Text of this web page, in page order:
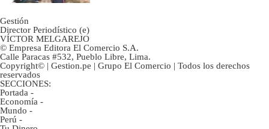
Gestión
Director Periodístico (e)
VÍCTOR MELGAREJO
© Empresa Editora El Comercio S.A.
Calle Paracas #532, Pueblo Libre, Lima.
Copyright© | Gestion.pe | Grupo El Comercio | Todos los derechos
reservados
SECCIONES:
Portada -
Economía -
Mundo -
Perú -